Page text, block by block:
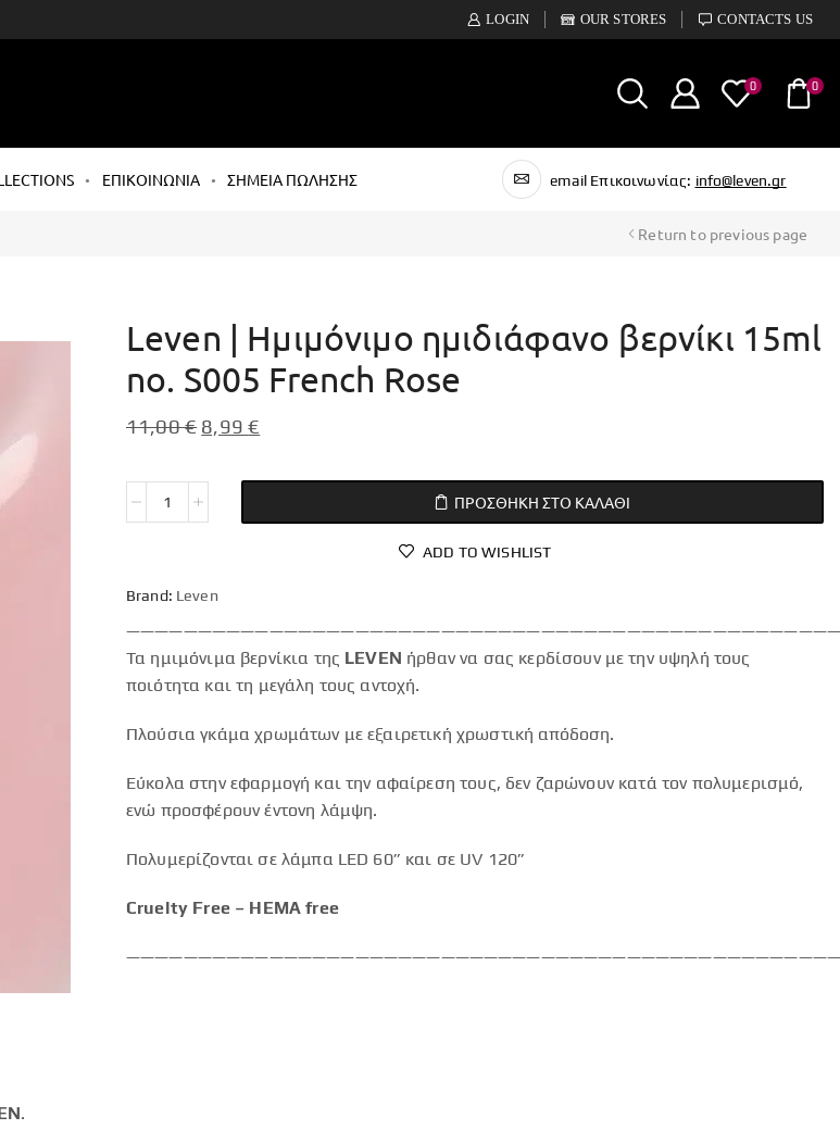
LOGIN OUR STORES CONTACTS US
0 0
ΕΠΙΚΟΙΝΩΝΙΑ ΣΗΜΕΙΑ ΠΩΛΗΣΗΣ email Επικοινωνίας: info@leven.gr
Return to previous page
Leven | Ημιμόνιμο ημιδιάφανο βερνίκι 15ml
no. S005 French Rose
11,00€ 8,99€
ΠΡΟΣΘΉΚΗ ΣΤΟ ΚΑΛΆΘΙ
ADD TO WISHLIST
Brand: Leven
Τα ημιμόνιμα βερνίκια της LEVEN ήρθαν να σας κερδίσουν με την υψηλή τους
ποιότητα και τη μεγάλη τους αντοχή.
Πλούσια γκάμα χρωμάτων με εξαιρετική χρωστική απόδοση.
Εύκολα στην εφαρμογή και την αφαίρεση τους, δεν ζαρώνουν κατά τον πολυμερισμό,
ενώ προσφέρουν έντονη λάμψη.
Πολυμερίζονται σε λάμπα LED 60” και σε UV 120”
Cruelty Free – HEMA free
.